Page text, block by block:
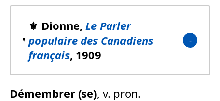
⚜️ Dionne, Le Parler
populaire des Canadiens
français, 1909
Démembrer (se), v. pron.